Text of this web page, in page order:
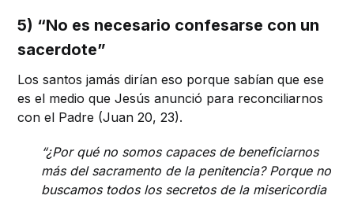
5) “No es necesario confesarse con un
sacerdote”
Los santos jamás dirían eso porque sabían que ese
es el medio que Jesús anunció para reconciliarnos
con el Padre (Juan 20, 23).
“¿Por qué no somos capaces de beneficiarnos
más del sacramento de la penitencia? Porque no
buscamos todos los secretos de la misericordia